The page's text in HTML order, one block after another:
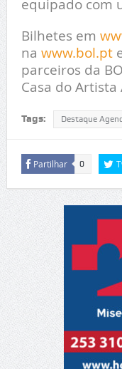
equipado com
Bilhetes em
na www.bol.pt
parceiros da
Casa do Artista
Tags: Destaque
Partilhar 0